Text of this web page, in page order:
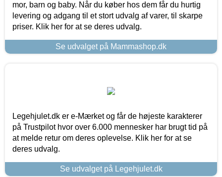
mor, barn og baby. Når du køber hos dem får du hurtig
levering og adgang til et stort udvalg af varer, til skarpe
priser. Klik her for at se deres udvalg.
Se udvalget på Mammashop.dk
Legehjulet.dk er e-Mærket og får de højeste karakterer
på Trustpilot hvor over 6.000 mennesker har brugt tid på
at melde retur om deres oplevelse. Klik her for at se
deres udvalg.
Se udvalget på Legehjulet.dk